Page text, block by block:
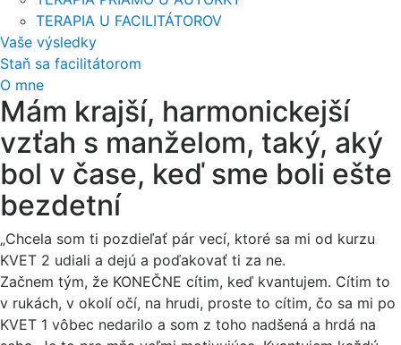
TERAPIA U FACILITÁTOROV
Vaše výsledky
Staň sa facilitátorom
O mne
Mám krajší, harmonickejší
vzťah s manželom, taký, aký
bol v čase, keď sme boli ešte
bezdetní
„Chcela som ti pozdieľať pár vecí, ktoré sa mi od kurzu
KVET 2 udiali a dejú a poďakovať ti za ne.
Začnem tým, že KONEČNE cítim, keď kvantujem. Cítim to
v rukách, v okolí očí, na hrudi, proste to cítim, čo sa mi po
KVET 1 vôbec nedarilo a som z toho nadšená a hrdá na